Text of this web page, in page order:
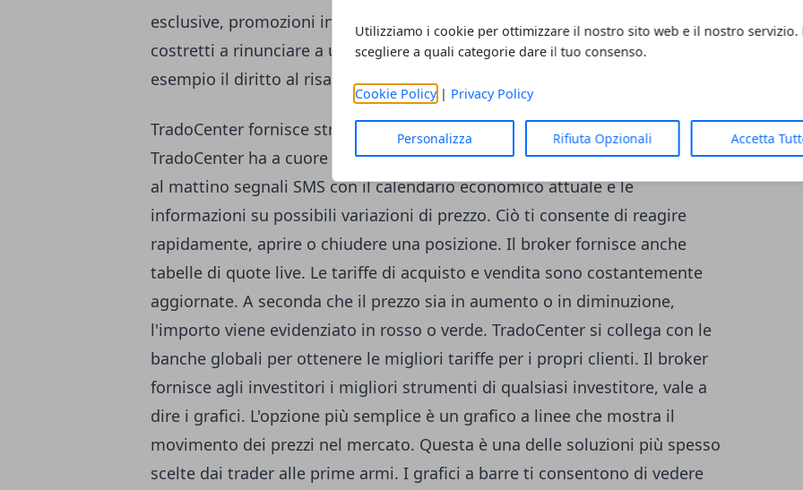
Utilizziamo i cookie per ottimizzare il nostro sito web e il nostro servizio.
scegliere a quali categorie dare il tuo consenso.
Cookie Policy| Privacy Policy
Personalizza Rifiuta Opzionali Accetta
esclusive, promozioni interessanti e sconti. I trader professionisti sono
costretti a rinunciare a una certa sicurezza per gli investitori inesperti (ad
esempio il diritto al risarcimento).
TradoCenter fornisce strumenti di trading efficaci?
TradoCenter ha a cuore gli interessi dei suoi clienti. Ogni investitore riceve
al mattino segnali SMS con il calendario economico attuale e le
informazioni su possibili variazioni di prezzo. Ciò ti consente di reagire
rapidamente, aprire o chiudere una posizione. Il broker fornisce anche
tabelle di quote live. Le tariffe di acquisto e vendita sono costantemente
aggiornate. A seconda che il prezzo sia in aumento o in diminuzione,
l'importo viene evidenziato in rosso o verde. TradoCenter si collega con le
banche globali per ottenere le migliori tariffe per i propri clienti. Il broker
fornisce agli investitori i migliori strumenti di qualsiasi investitore, vale a
dire i grafici. L'opzione più semplice è un grafico a linee che mostra il
movimento dei prezzi nel mercato. Questa è una delle soluzioni più spesso
scelte dai trader alle prime armi. I grafici a barre ti consentono di vedere